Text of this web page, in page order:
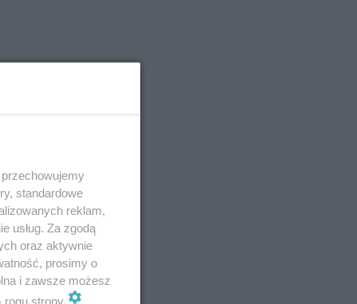
na
standardowe
reklam,
usług. Za zgodą
oraz aktywnie
prosimy o
i zawsze możesz
rogu strony
.